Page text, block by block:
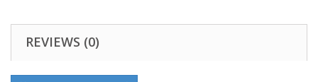
REVIEWS (0)